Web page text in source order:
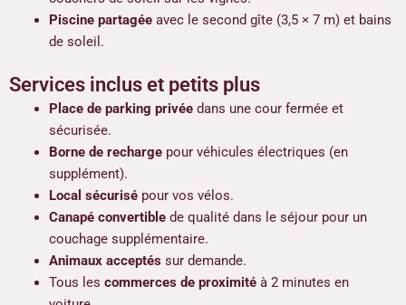
Piscine partagéeavec le second gîte (3,5 × 7 m) et bains
de soleil.
Services inclus et petits plus
Place de parking privéedans une cour fermée et
sécurisée.
Borne de rechargepour véhicules électriques (en
supplément).
Local sécurisépour vos vélos.
Canapé convertiblede qualité dans le séjour pour un
couchage supplémentaire.
Animaux acceptés sur demande.
Tous les commerces de proximitéà 2 minutes en